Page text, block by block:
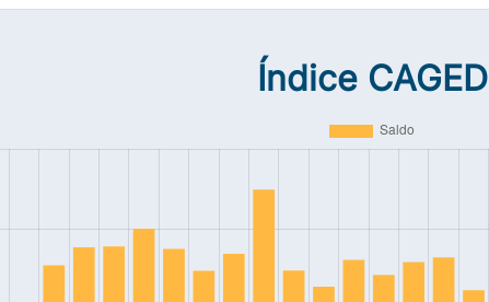
Índice CAGED